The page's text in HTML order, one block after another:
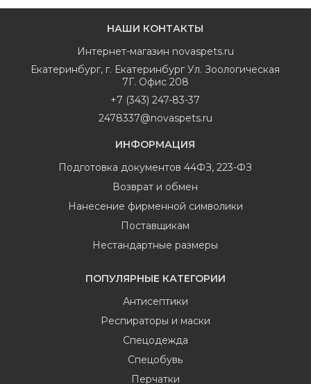
НАШИ КОНТАКТЫ
Интернет-магазин novaspets.ru
Екатеринбург, г. Екатеринбург Ул. Зоологическая
7Г. Офис 208
+7 (343) 247-83-37
2478337@novaspets.ru
ИНФОРМАЦИЯ
Подготовка документов 44ФЗ, 223-ФЗ
Возврат и обмен
Нанесение фирменной символики
Поставщикам
Нестандартные размеры
ПОПУЛЯРНЫЕ КАТЕГОРИИ
Антисептики
Респираторы и маски
Спецодежда
Спецобувь
Перчатки